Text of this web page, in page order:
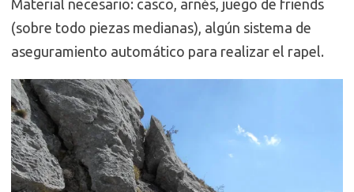
Material necesario: casco, arnés, juego de friends
(sobre todo piezas medianas), algún sistema de
aseguramiento automático para realizar el rapel.